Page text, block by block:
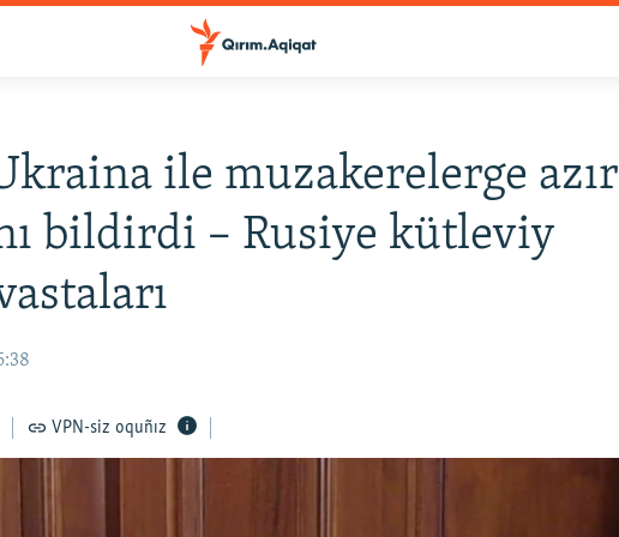
ile muzakerelerge azır
bildirdi – Rusiye kütleviy
VPN-siz oquñız